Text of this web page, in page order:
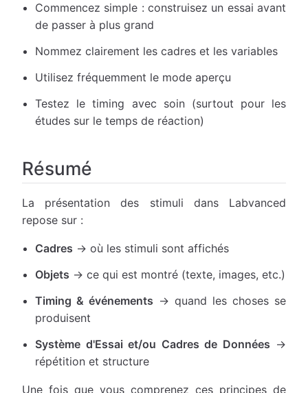
Commencez simple : construisez un essai avant
de passer à plus grand
Nommez clairement les cadres et les variables
Utilisez fréquemment le mode aperçu
Testez le timing avec soin (surtout pour les
études sur le temps de réaction)
Résumé
La présentation des stimuli dans Labvanced
repose sur :
Cadres → où les stimuli sont affichés
Objets → ce qui est montré (texte, images, etc.)
Timing & événements → quand les choses se
produisent
Système d'Essai et/ou Cadres de Données →
répétition et structure
Une fois que vous comprenez ces principes de